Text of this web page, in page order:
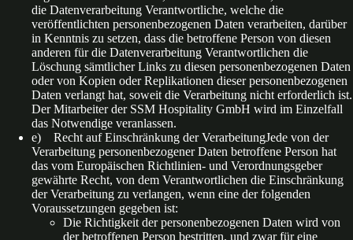
die Datenverarbeitung Verantwortliche, welche die
veröffentlichten personenbezogenen Daten verarbeiten, darüber
in Kenntnis zu setzen, dass die betroffene Person von diesen
anderen für die Datenverarbeitung Verantwortlichen die
Löschung sämtlicher Links zu diesen personenbezogenen Daten
oder von Kopien oder Replikationen dieser personenbezogenen
Daten verlangt hat, soweit die Verarbeitung nicht erforderlich ist.
Der Mitarbeiter der SSM Hospitality GmbH wird im Einzelfall
das Notwendige veranlassen.
e) Recht auf Einschränkung der VerarbeitungJede von der
Verarbeitung personenbezogener Daten betroffene Person hat
das vom Europäischen Richtlinien- und Verordnungsgeber
gewährte Recht, von dem Verantwortlichen die Einschränkung
der Verarbeitung zu verlangen, wenn eine der folgenden
Voraussetzungen gegeben ist:
Die Richtigkeit der personenbezogenen Daten wird von
der betroffenen Person bestritten, und zwar für eine